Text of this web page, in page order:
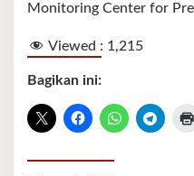
Monitoring Center for
Viewed : 1,215
Bagikan ini: